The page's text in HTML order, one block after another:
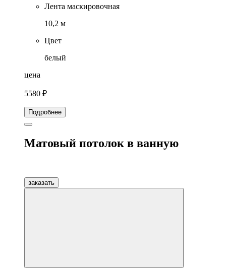
Лента маскировочная
10,2 м
Цвет
белый
цена
5580 ₽
Подробнее
Матовый потолок в ванную
заказать